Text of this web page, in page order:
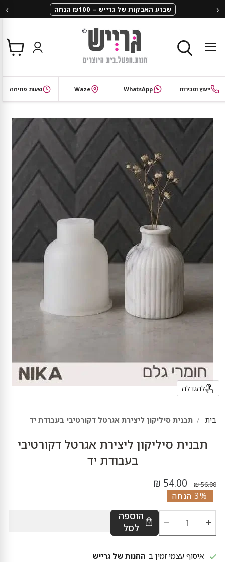
‹ שבוע האבקות של גרייש – ₪100 הנחה ›
תפריט
צפי
בסל
ייעוץ ומכירות WhatsApp
Waze שעות פתיחה
להגדלה
בית תבנית סיליקון ליצירת אגרטל דקורטיבי בעבודת יד
תבנית סיליקון ליצירת אגרטל דקורטיבי
בעבודת יד
3% הנחה
מחיר מקורי
56.00 ₪ מחיר נוכחי
54.00 ₪
הוספה
לסל
איסוף עצמי זמין ב-החנות של גרייש